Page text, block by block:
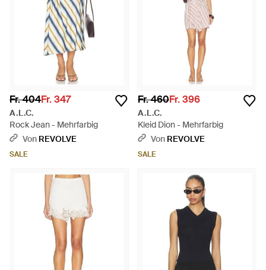
Fr. 404Fr. 347
A.L.C.
Rock Jean - Mehrfarbig
Von REVOLVE
SALE
Fr. 460Fr. 396
A.L.C.
Kleid Dion - Mehrfarbig
Von REVOLVE
SALE